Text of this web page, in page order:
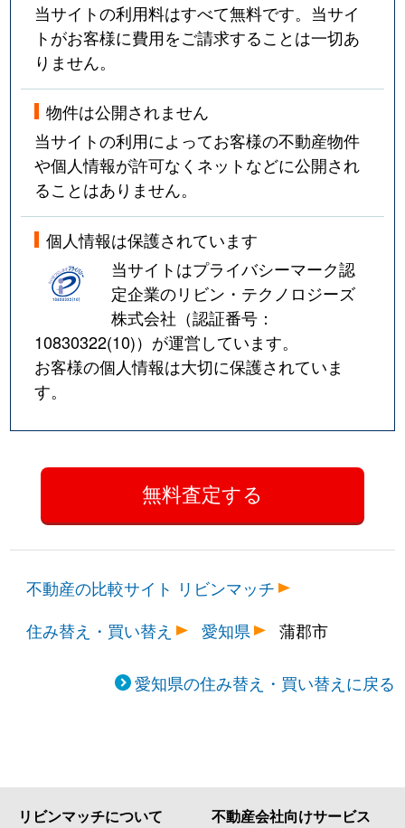
当サイトの利用料はすべて無料です。当サイ
トがお客様に費用をご請求することは一切あ
りません。
物件は公開されません
当サイトの利用によってお客様の不動産物件
や個人情報が許可なくネットなどに公開され
ることはありません。
個人情報は保護されています
当サイトはプライバシーマーク認
定企業のリビン・テクノロジーズ
株式会社（認証番号：
10830322(10)）が運営しています。
お客様の個人情報は大切に保護されていま
す。
不動産の比較サイト リビンマッチ
住み替え・買い替え
愛知県 蒲郡市
愛知県の住み替え・買い替えに戻る
リビンマッチについて 不動産会社向けサービス